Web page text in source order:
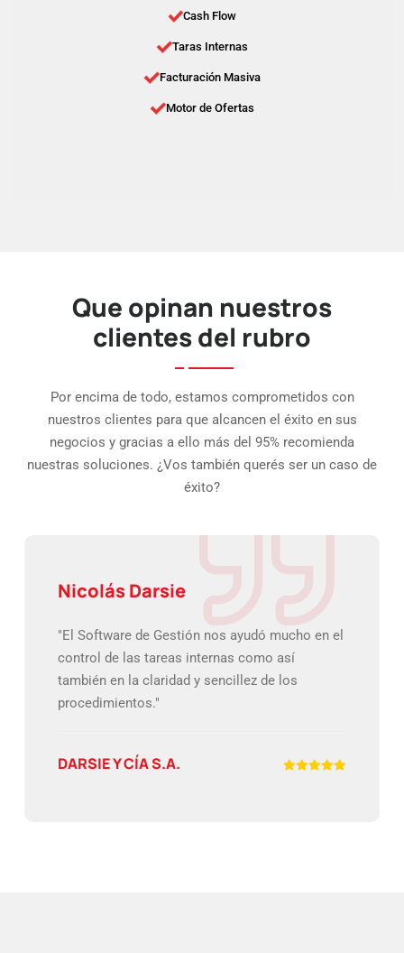
Cash Flow
Taras Internas
Facturación Masiva
Motor de Ofertas
Que opinan nuestros
clientes del rubro
Por encima de todo, estamos comprometidos con
nuestros clientes para que alcancen el éxito en sus
negocios y gracias a ello más del 95% recomienda
nuestras soluciones. ¿Vos también querés ser un caso de
éxito?
Nicolás Darsie
"El Software de Gestión nos ayudó mucho en el
control de las tareas internas como así
también en la claridad y sencillez de los
procedimientos."
DARSIE Y CÍA S.A.